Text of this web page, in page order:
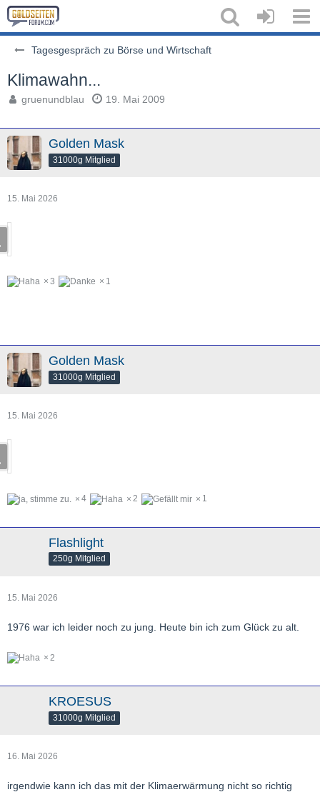
Tagesgespräch zu Börse und Wirtschaft
Klimawahn...
gruenundblau 19. Mai 2009
Golden Mask
31000g Mitglied
15. Mai 2026
3 1
Golden Mask
31000g Mitglied
15. Mai 2026
4 2 1
Flashlight
250g Mitglied
15. Mai 2026
1976 war ich leider noch zu jung. Heute bin ich zum Glück zu alt.
2
KROESUS
31000g Mitglied
16. Mai 2026
irgendwie kann ich das mit der Klimaerwärmung nicht so richtig